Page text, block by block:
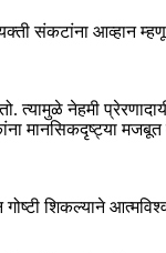
संकटांना आव्हान
त्यामुळे नेहमी
मानसिकदृष्ट्या
शिकल्याने